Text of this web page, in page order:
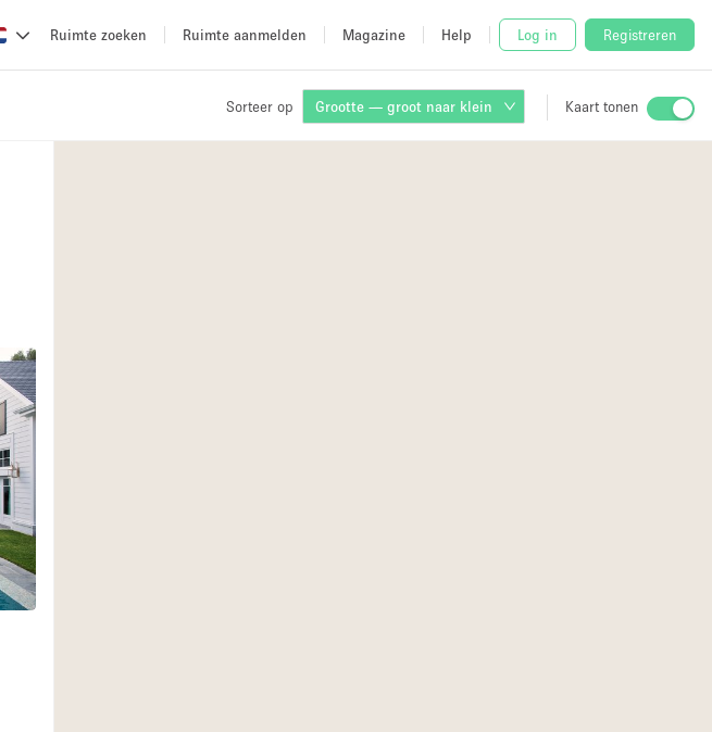
Ruimte zoeken Ruimte aanmelden Magazine Help Log in Registreren
Sorteer op Grootte — groot naar klein Kaart tonen